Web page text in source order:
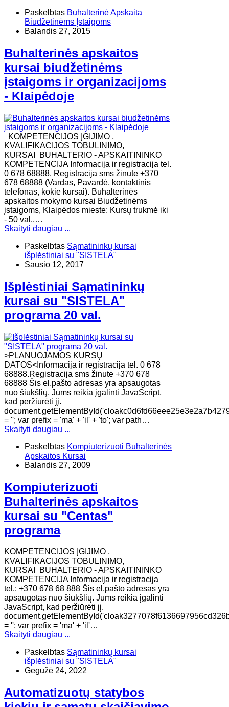
Paskelbtas Buhalterinė Apskaita
Biudžetinėms Įstaigoms
Balandis 27, 2015
Buhalterinės apskaitos
kursai biudžetinėms
įstaigoms ir organizacijoms
- Klaipėdoje
KOMPETENCIJOS ĮGIJIMO ,
KVALIFIKACIJOS TOBULINIMO,
KURSAI BUHALTERIO - APSKAITININKO
KOMPETENCIJA Informacija ir registracija tel.
0 678 68888. Registracija sms žinute +370
678 68888 (Vardas, Pavardė, kontaktinis
telefonas, kokie kursai). Buhalterinės
apskaitos mokymo kursai Biudžetinėms
įstaigoms, Klaipėdos mieste: Kursų trukmė iki
- 50 val.,…
Skaityti daugiau ...
Paskelbtas Sąmatininkų kursai
išplėstiniai su "SISTELA"
Sausio 12, 2017
Išplėstiniai Sąmatininkų
kursai su "SISTELA"
programa 20 val.
>PLANUOJAMOS KURSŲ
DATOS<Informacija ir registracija tel. 0 678
68888.Registracija sms žinute +370 678
68888 Šis el.pašto adresas yra apsaugotas
nuo šiukšlių. Jums reikia įgalinti JavaScript,
kad peržiūrėti jį.
= ''; var prefix = 'ma' + 'il' + 'to'; var path…
Skaityti daugiau ...
Paskelbtas Kompiuterizuoti Buhalterinės
Apskaitos Kursai
Balandis 27, 2009
Kompiuterizuoti
Buhalterinės apskaitos
kursai su "Centas"
programa
KOMPETENCIJOS ĮGIJIMO ,
KVALIFIKACIJOS TOBULINIMO,
KURSAI BUHALTERIO - APSKAITININKO
KOMPETENCIJA Informacija ir registracija
tel.: +370 678 68 888 Šis el.pašto adresas yra
apsaugotas nuo šiukšlių. Jums reikia įgalinti
JavaScript, kad peržiūrėti jį.
= ''; var prefix = 'ma' + 'il'…
Skaityti daugiau ...
Paskelbtas Sąmatininkų kursai
išplėstiniai su "SISTELA"
Gegužė 24, 2022
Automatizuotų statybos